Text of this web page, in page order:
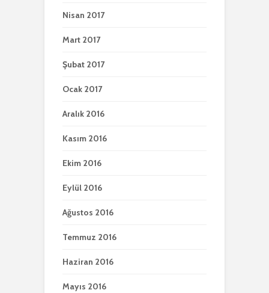
Nisan 2017
Mart 2017
Şubat 2017
Ocak 2017
Aralık 2016
Kasım 2016
Ekim 2016
Eylül 2016
Ağustos 2016
Temmuz 2016
Haziran 2016
Mayıs 2016